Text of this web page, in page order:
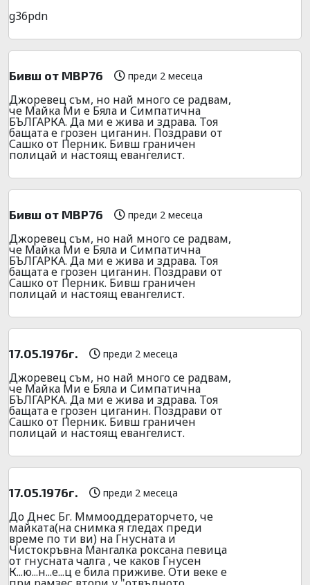
g36pdn
Бивш от МВР76 преди 2 месеца
Джоревец съм, но най много се радвам,
че Майка Ми е Бяла и Симпатична
БЪЛГАРКА. Да ми е жива и здрава. Тоя
бащата е грозен циганин. Поздрави от
Сашко от Перник. Бивш граничен
полицай и настоящ евангелист.
Бивш от МВР76 преди 2 месеца
Джоревец съм, но най много се радвам,
че Майка Ми е Бяла и Симпатична
БЪЛГАРКА. Да ми е жива и здрава. Тоя
бащата е грозен циганин. Поздрави от
Сашко от Перник. Бивш граничен
полицай и настоящ евангелист.
17.05.1976г. преди 2 месеца
Джоревец съм, но най много се радвам,
че Майка Ми е Бяла и Симпатична
БЪЛГАРКА. Да ми е жива и здрава. Тоя
бащата е грозен циганин. Поздрави от
Сашко от Перник. Бивш граничен
полицай и настоящ евангелист.
17.05.1976г. преди 2 месеца
До Днес Бг. Мммооддераторчето, че
майката(на снимка я гледах преди
време по ти ви) на Гнусната и
Чистокръвна Мангалка роксана певица
от гнусната чалга , че каков Гнусен
К...ю...н...е...ц е била приживе. Оти веке е